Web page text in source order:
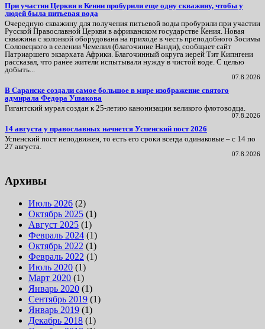
При участии Церкви в Кении пробурили еще одну скважину, чтобы у
людей была питьевая вода
Очередную скважину для получения питьевой воды пробурили при участии
Русской Православной Церкви в африканском государстве Кения. Новая
скважина с колонкой оборудована на приходе в честь преподобного Зосимы
Соловецкого в селении Чемелил (благочиние Нанди), сообщает сайт
Патриаршего экзархата Африки. Благочинный округа иерей Тит Кипнгени
рассказал, что ранее жители испытывали нужду в чистой воде. С целью
добыть...
07.8.2026
В Саранске создали самое большое в мире изображение святого
адмирала Федора Ушакова
Гигантский мурал создан к 25-летию канонизации великого флотоводца.
07.8.2026
14 августа у православных начнется Успенский пост 2026
Успенский пост неподвижен, то есть его сроки всегда одинаковые – с 14 по
27 августа.
07.8.2026
Архивы
Июль 2026 (2)
Октябрь 2025 (1)
Август 2025 (1)
Февраль 2024 (1)
Октябрь 2022 (1)
Февраль 2022 (1)
Июль 2020 (1)
Март 2020 (1)
Январь 2020 (1)
Сентябрь 2019 (1)
Январь 2019 (1)
Декабрь 2018 (1)